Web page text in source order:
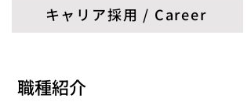
キャリア採用 / Career
職種紹介